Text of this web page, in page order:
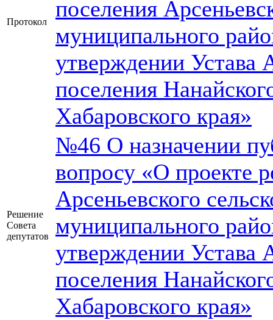
Протокол
поселения
муниципального
утверждении Устава
поселения
Хабаровского края»
Решение
Совета
депутатов
№46 О назначении
вопросу «О проекте
Арсеньевского
муниципального
утверждении Устава
поселения
Хабаровского края»